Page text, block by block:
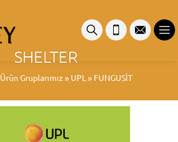
SHELTER
Ürün Gruplarımız » UPL » FUNGUSİT